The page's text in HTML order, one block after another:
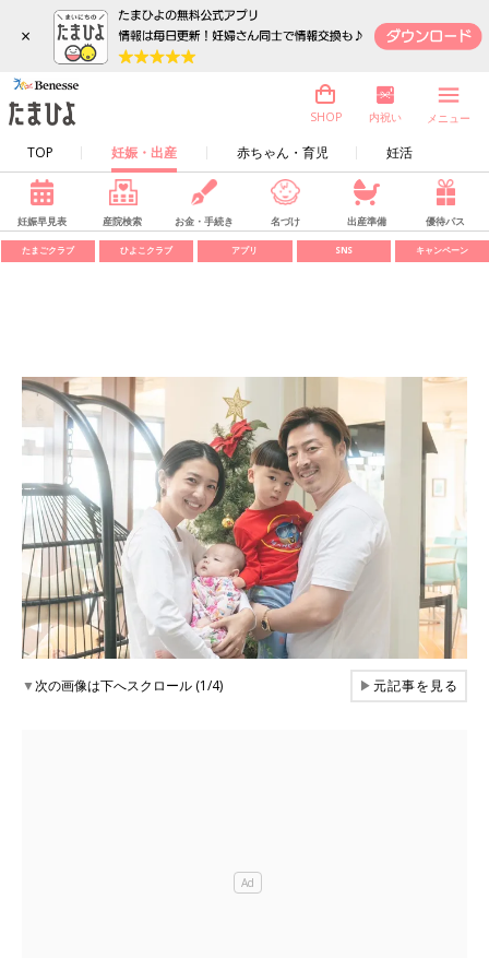
×
TOP 妊娠・出産 赤ちゃん・育児 妊活
SHOP 内祝い メニュー
妊娠早見表 産院検索 お金・手続き 名づけ 出産準備 優待パス
たまごクラブ ひよこクラブ アプリ SNS キャンペーン
▼次の画像は下へスクロール (1/4) ▶元記事を見る